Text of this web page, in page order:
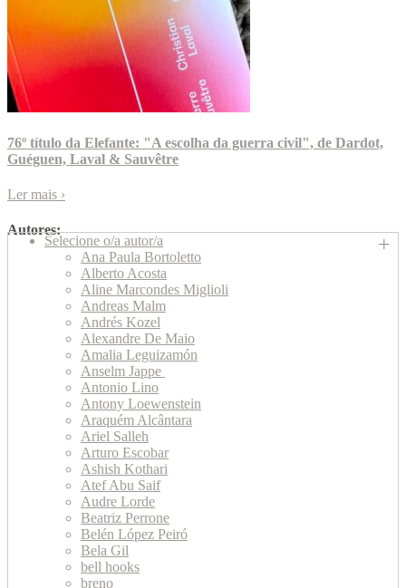
76º título da Elefante: "A escolha da guerra civil", de Dardot,
Guéguen, Laval & Sauvêtre
Ler mais ›
Autores:
Selecione o/a autor/a
Ana Paula Bortoletto
Alberto Acosta
Aline Marcondes Miglioli
Andreas Malm
Andrés Kozel
Alexandre De Maio
Amalia Leguizamón
Anselm Jappe
Antonio Lino
Antony Loewenstein
Araquém Alcântara
Ariel Salleh
Arturo Escobar
Ashish Kothari
Atef Abu Saif
Audre Lorde
Beatriz Perrone
Belén López Peiró
Bela Gil
bell hooks
breno